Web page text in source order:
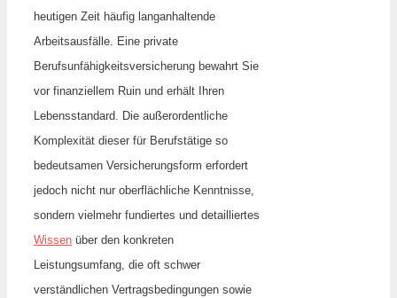
heutigen Zeit häufig langanhaltende
Arbeitsausfälle. Eine private
Berufsunfähigkeitsversicherung bewahrt Sie
vor finanziellem Ruin und erhält Ihren
Lebensstandard. Die außerordentliche
Komplexität dieser für Berufstätige so
bedeutsamen Versicherungsform erfordert
jedoch nicht nur oberflächliche Kenntnisse,
sondern vielmehr fundiertes und detailliertes
Wissen über den konkreten
Leistungsumfang, die oft schwer
verständlichen Vertragsbedingungen sowie